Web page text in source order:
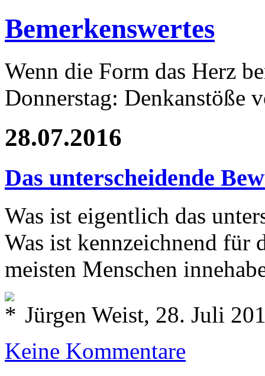
Bemerkenswertes
Wenn die Form das Herz
Donnerstag: Denkanstöße
28.07.2016
Das unterscheidende
Was ist eigentlich das
Was ist kennzeichnend für
meisten Menschen
Jürgen Weist, 28. Juli
Keine Kommentare